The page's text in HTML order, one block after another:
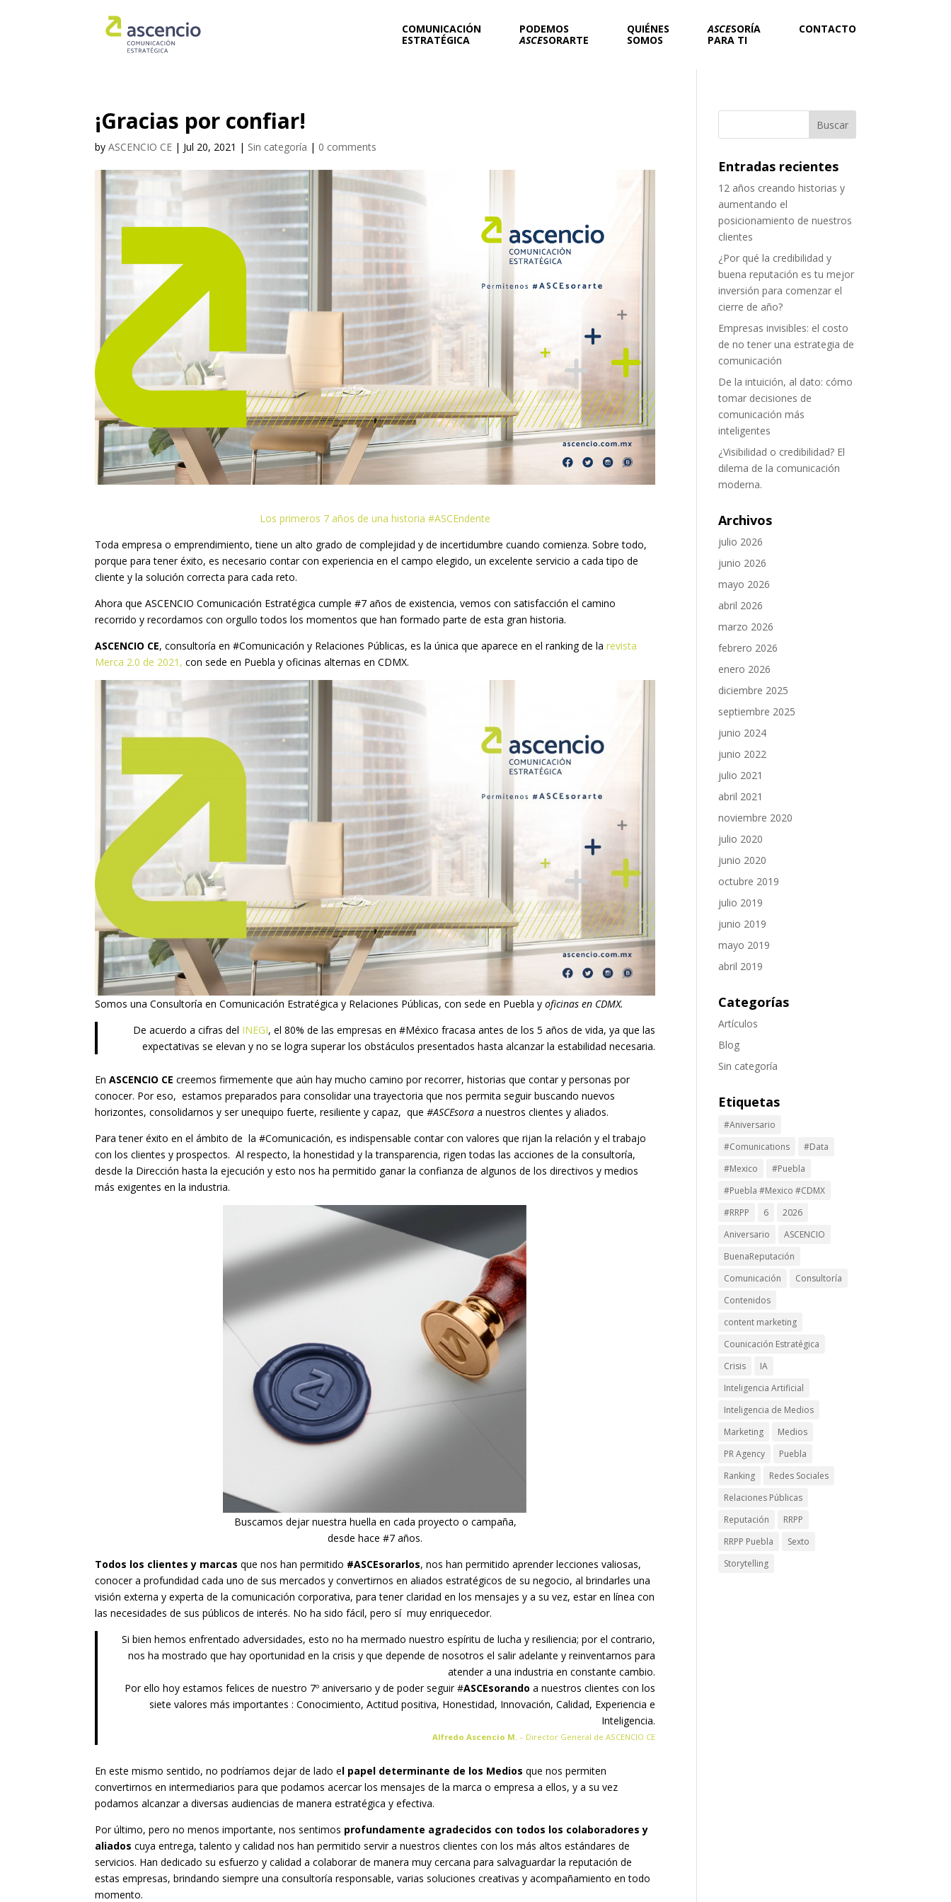
COMUNICACIÓN
ESTRATÉGICA
PODEMOS
ASCESORARTE
QUIÉNES
SOMOS
ASCESORÍA
PARA TI
CONTACTO
¡Gracias por confiar!
byASCENCIO CE | Jul 20, 2021 | Sin categoría | 0 comments
Los primeros 7 años de una historia #ASCEndente
Toda empresa o emprendimiento, tiene un alto grado de complejidad y de incertidumbre cuando comienza. Sobre todo,
porque para tener éxito, es necesario contar con experiencia en el campo elegido, un excelente servicio a cada tipo de
cliente y la solución correcta para cada reto.
Ahora que ASCENCIO Comunicación Estratégica cumple #7 años de existencia, vemos con satisfacción el camino
recorrido y recordamos con orgullo todos los momentos que han formado parte de esta gran historia.
ASCENCIO CE, consultoría en #Comunicación y Relaciones Públicas, es la única que aparece en el ranking de larevista
Merca 2.0 de 2021, con sede en Puebla y oficinas alternas en CDMX.
Somos una Consultoría en Comunicación Estratégica y Relaciones Públicas, con sede en Puebla yoficinas en CDMX.
De acuerdo a cifras del INEGI, el 80% de las empresas en #México fracasaantes de los 5 años de vida, ya que las
expectativas se elevan y no se logra superar los obstáculos presentados hasta alcanzar la estabilidad necesaria.
EnASCENCIO CEcreemos firmemente que aún hay mucho camino por recorrer, historias que contar y personas por
conocer. Por eso, estamos preparados para consolidar una trayectoria que nos permita seguir buscando nuevos
horizontes, consolidarnos y ser unequipo fuerte, resiliente y capaz, que#ASCEsora a nuestros clientes y aliados.
Para tener éxito en el ámbito de la #Comunicación, es indispensable contar con valores que rijan la relación y el trabajo
con los clientes y prospectos. Al respecto, la honestidad y la transparencia, rigen todas las acciones de la consultoría,
desde la Dirección hasta la ejecución y esto nos ha permitido ganar la confianza de algunos de los directivos y medios
más exigentes en la industria.
Buscamos dejar nuestra huella en cada proyecto o campaña,
desde hace #7 años.
Todos los clientes y marcas que nos han permitido #ASCEsorarlos, nos han permitido aprender lecciones valiosas,
conocer a profundidad cada uno de sus mercados y convertirnos en aliados estratégicos de su negocio, al brindarles una
visión externa y experta de la comunicación corporativa, para tener claridad en los mensajes y a su vez, estar en línea con
las necesidades de sus públicos de interés. No ha sido fácil, pero sí muy enriquecedor.
Si bien hemos enfrentado adversidades, esto no ha mermado nuestro espíritu de lucha y resiliencia; por el contrario,
nos ha mostrado que hay oportunidad en la crisis y que depende de nosotros el salir adelante y reinventarnos para
atender a una industria en constante cambio.
Por ello hoy estamos felices de nuestro 7º aniversario y de poder seguir #ASCEsorando a nuestros clientes con los
siete valores más importantes : Conocimiento, Actitud positiva, Honestidad, Innovación, Calidad, Experiencia e
Inteligencia.
Alfredo Ascencio M. – Director General de ASCENCIO CE
En este mismo sentido, no podríamos dejar de lado el papel determinante de los Mediosque nos permiten
convertirnos en intermediarios para que podamos acercar los mensajes de la marca o empresa a ellos, y a su vez
podamos alcanzar a diversas audiencias de manera estratégica y efectiva.
Por último, pero no menos importante, nos sentimos profundamente agradecidos con todos los colaboradores y
aliados cuya entrega, talento y calidad nos han permitido servir a nuestros clientes con los más altos estándares de
servicios. Han dedicado su esfuerzo y calidad a colaborar de manera muy cercana para salvaguardar la reputación de
estas empresas, brindando siempre una consultoría responsable, varias soluciones creativas y acompañamiento en todo
momento.
Entradas recientes
12 años creando historias y
aumentando el
posicionamiento de nuestros
clientes
¿Por qué la credibilidad y
buena reputación es tu mejor
inversión para comenzar el
cierre de año?
Empresas invisibles: el costo
de no tener una estrategia de
comunicación
De la intuición, al dato: cómo
tomar decisiones de
comunicación más
inteligentes
¿Visibilidad o credibilidad? El
dilema de la comunicación
moderna.
Archivos
julio 2026
junio 2026
mayo 2026
abril 2026
marzo 2026
febrero 2026
enero 2026
diciembre 2025
septiembre 2025
junio 2024
junio 2022
julio 2021
abril 2021
noviembre 2020
julio 2020
junio 2020
octubre 2019
julio 2019
junio 2019
mayo 2019
abril 2019
Categorías
Artículos
Blog
Sin categoría
Etiquetas
#Aniversario
#Comunications
#Data
#Mexico
#Puebla
#Puebla #Mexico #CDMX
#RRPP
6
2026
Aniversario
ASCENCIO
BuenaReputación
Comunicación
Consultoría
Contenidos
content marketing
Counicación Estratégica
Crisis
IA
Inteligencia Artificial
Inteligencia de Medios
Marketing
Medios
PR Agency
Puebla
Ranking
Redes Sociales
Relaciones Públicas
Reputación
RRPP
RRPP Puebla
Sexto
Storytelling